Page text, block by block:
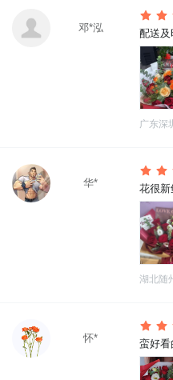
邓*泓 配送及
广东深
华* 花很新
湖北随
怀* 蛮好看